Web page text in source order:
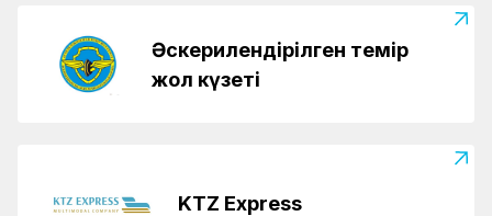
Әскерилендірілген темір
жол күзеті
KTZ Express